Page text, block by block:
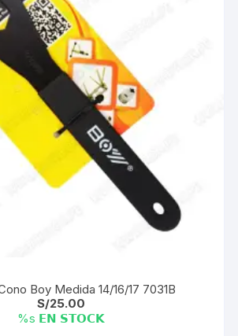
Boy Medida 14/16/17 7031B
S/25.00
%s 𝗘𝗡 𝗦𝗧𝗢𝗖𝗞